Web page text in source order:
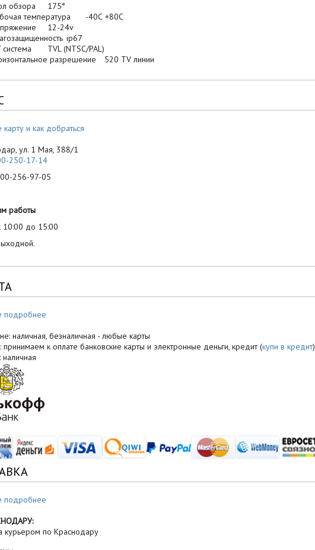
обзора
175°
температура
-40С +80С
12-24v
ip67
TVL (NTSC/PAL)
разрешение
520 TV линии
карту и как добраться
ул. 1 Мая, 388/1
250-17-14
97-05
работы
до 15:00
подробнее
наличная, безналичная - любые карты
принимаем к оплате банковские карты и электронные деньги, кредит (купи в кредит)
подробнее
курьером по Краснодару